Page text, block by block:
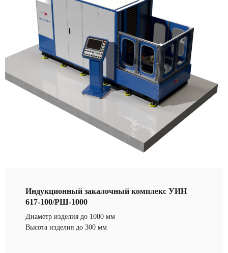
Индукционный закалочный комплекс УИН
617-100/РШ-1000
Диаметр изделия до 1000 мм
Высота изделия до 300 мм